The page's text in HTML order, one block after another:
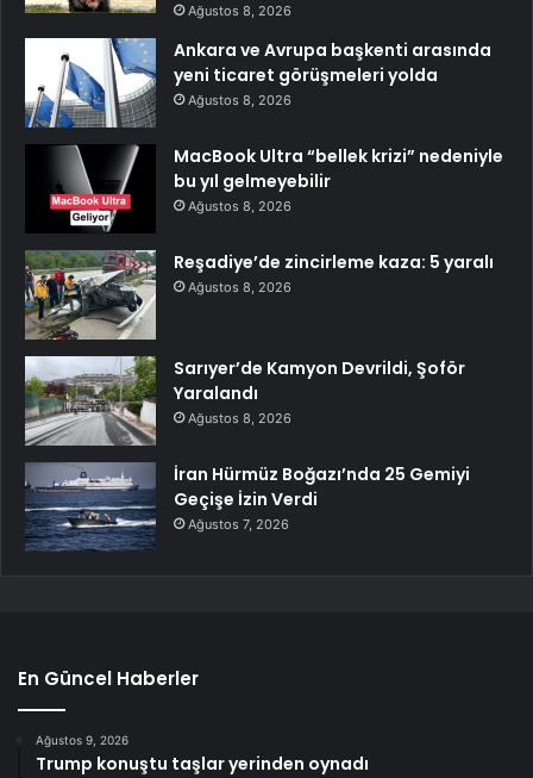
Ağustos 8, 2026
Ankara ve Avrupa başkenti arasında
yeni ticaret görüşmeleri yolda
Ağustos 8, 2026
MacBook Ultra “bellek krizi” nedeniyle
bu yıl gelmeyebilir
Ağustos 8, 2026
Reşadiye’de zincirleme kaza: 5 yaralı
Ağustos 8, 2026
Sarıyer’de Kamyon Devrildi, Şoför
Yaralandı
Ağustos 8, 2026
İran Hürmüz Boğazı’nda 25 Gemiyi
Geçişe İzin Verdi
Ağustos 7, 2026
En Güncel Haberler
Ağustos 9, 2026
Trump konuştu taşlar yerinden oynadı